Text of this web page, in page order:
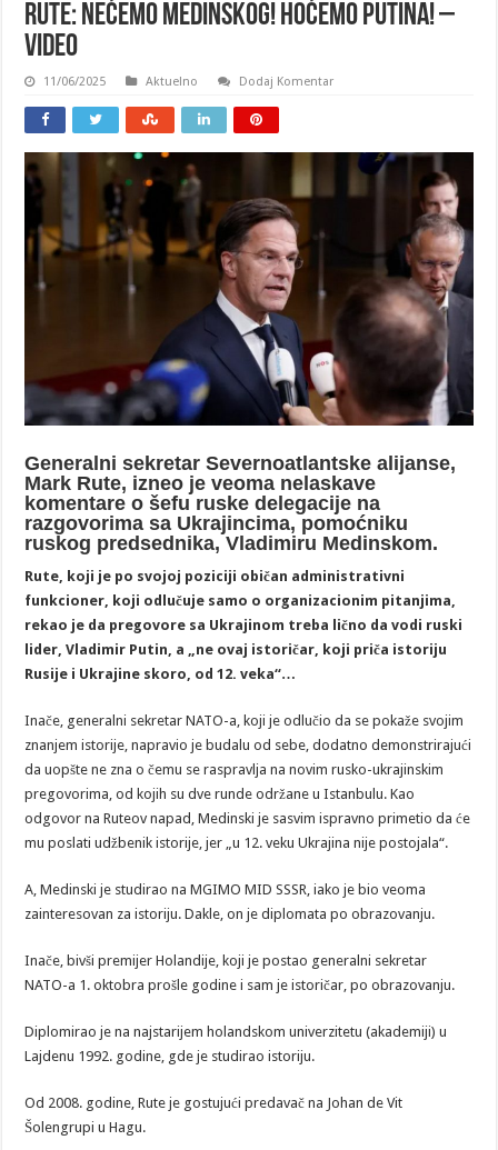
Rute: Nećemo Medinskog! Hoćemo Putina! –
VIDEO
11/06/2025 Aktuelno Dodaj Komentar
Generalni sekretar Severnoatlantske alijanse,
Mark Rute, izneo je veoma nelaskave
komentare o šefu ruske delegacije na
razgovorima sa Ukrajincima, pomoćniku
ruskog predsednika, Vladimiru Medinskom.
Rute, koji je po svojoj poziciji običan administrativni
funkcioner, koji odlučuje samo o organizacionim pitanjima,
rekao je da pregovore sa Ukrajinom treba lično da vodi ruski
lider, Vladimir Putin, a „ne ovaj istoričar, koji priča istoriju
Rusije i Ukrajine skoro, od 12. veka“…
Inače, generalni sekretar NATO-a, koji je odlučio da se pokaže svojim
znanjem istorije, napravio je budalu od sebe, dodatno demonstrirajući
da uopšte ne zna o čemu se raspravlja na novim rusko-ukrajinskim
pregovorima, od kojih su dve runde održane u Istanbulu. Kao
odgovor na Ruteov napad, Medinski je sasvim ispravno primetio da će
mu poslati udžbenik istorije, jer „u 12. veku Ukrajina nije postojala“.
A, Medinski je studirao na MGIMO MID SSSR, iako je bio veoma
zainteresovan za istoriju. Dakle, on je diplomata po obrazovanju.
Inače, bivši premijer Holandije, koji je postao generalni sekretar
NATO-a 1. oktobra prošle godine i sam je istoričar, po obrazovanju.
Diplomirao je na najstarijem holandskom univerzitetu (akademiji) u
Lajdenu 1992. godine, gde je studirao istoriju.
Od 2008. godine, Rute je gostujući predavač na Johan de Vit
Šolengrupi u Hagu.